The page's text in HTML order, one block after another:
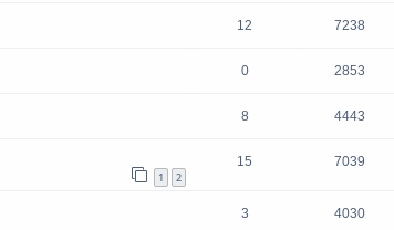
12 7238
0 2853
8 4443
1 2
15 7039
3 4030